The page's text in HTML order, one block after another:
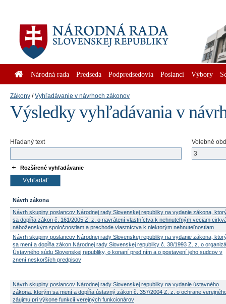
Národná rada Predseda Podpredsedovia Poslanci Výbory
Zákony Vyhľadávanie v návrhoch zákonov
Výsledky vyhľadávania v
Hľadaný text Volebné
Rozšírené vyhľadávanie
Návrh zákona
Návrh skupiny poslancov Národnej rady Slovenskej republiky na vydanie zákona,
sa dopĺňa zákon č. 161/2005 Z. z. o navrátení vlastníctva k nehnuteľným veciam
náboženským spoločnostiam a prechode vlastníctva k niektorým nehnuteľnostiam
Návrh skupiny poslancov Národnej rady Slovenskej republiky na vydanie zákona,
sa mení a dopĺňa zákon Národnej rady Slovenskej republiky č. 38/1993 Z. z. o
Ústavného súdu Slovenskej republiky, o konaní pred ním a o postavení jeho sudcov v
znení neskorších predpisov
Návrh skupiny poslancov Národnej rady Slovenskej republiky na vydanie ústavného
zákona, ktorým sa mení a dopĺňa ústavný zákon č. 357/2004 Z. z. o ochrane
záujmu pri výkone funkcií verejných funkcionárov